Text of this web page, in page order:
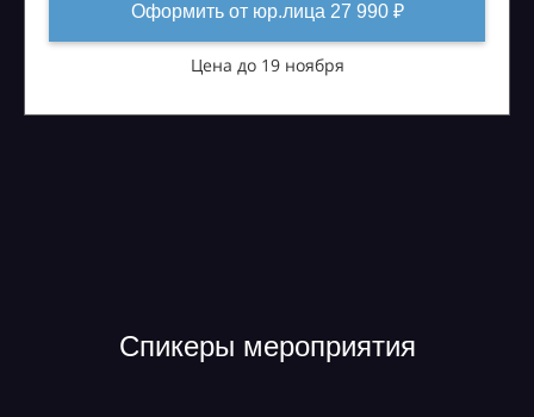
Оформить от юр.лица 27 990 ₽
Цена до 19 ноября
Спикеры мероприятия